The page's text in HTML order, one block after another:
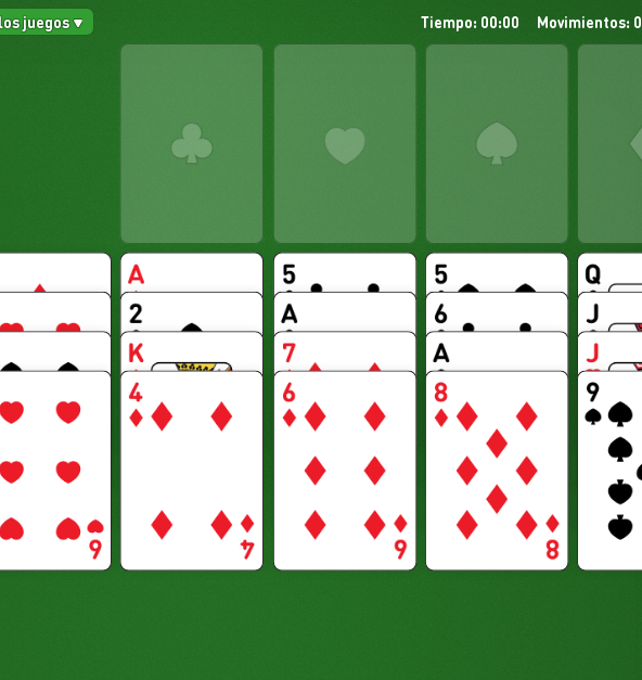
juegos Tiempo: 00:00 Movimientos: 0